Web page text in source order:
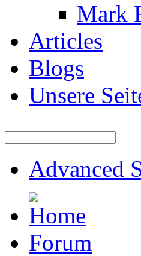
Mark
Articles
Blogs
Unsere
Advanced
Forum